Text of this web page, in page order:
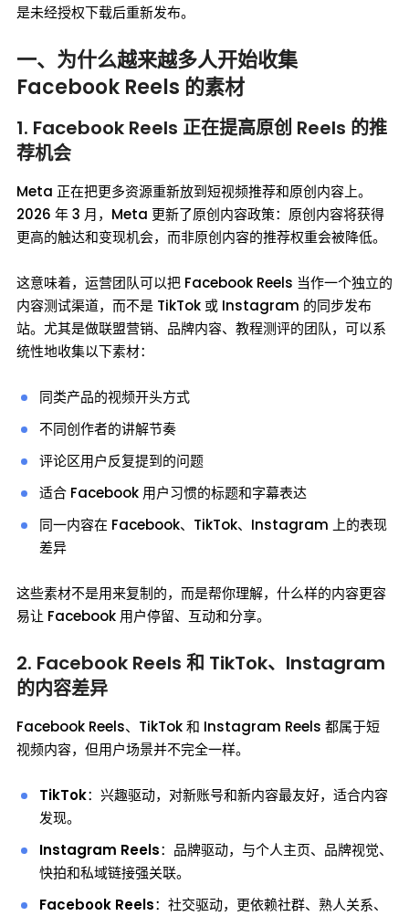
是未经授权下载后重新发布。
一、为什么越来越多人开始收集
Facebook Reels 的素材
1. Facebook Reels 正在提高原创 Reels 的推
荐机会
Meta 正在把更多资源重新放到短视频推荐和原创内容上。
2026 年 3 月，Meta 更新了原创内容政策：原创内容将获得
更高的触达和变现机会，而非原创内容的推荐权重会被降低。
这意味着，运营团队可以把 Facebook Reels 当作一个独立的
内容测试渠道，而不是 TikTok 或 Instagram 的同步发布
站。尤其是做联盟营销、品牌内容、教程测评的团队，可以系
统性地收集以下素材：
同类产品的视频开头方式
不同创作者的讲解节奏
评论区用户反复提到的问题
适合 Facebook 用户习惯的标题和字幕表达
同一内容在 Facebook、TikTok、Instagram 上的表现
差异
这些素材不是用来复制的，而是帮你理解，什么样的内容更容
易让 Facebook 用户停留、互动和分享。
2. Facebook Reels 和 TikTok、Instagram
的内容差异
Facebook Reels、TikTok 和 Instagram Reels 都属于短
视频内容，但用户场景并不完全一样。
TikTok：兴趣驱动，对新账号和新内容最友好，适合内容
发现。
Instagram Reels：品牌驱动，与个人主页、品牌视觉、
快拍和私域链接强关联。
Facebook Reels：社交驱动，更依赖社群、熟人关系、